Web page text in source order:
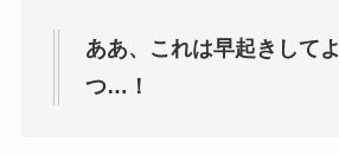
ああ、これは早起きして
つ…！